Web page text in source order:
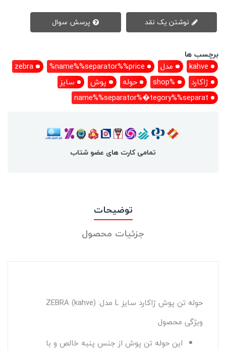
برچسب ها
kahve
مدل name%%separator%%price%
zebra
ژاکارد
%shop حوله پوش
سایز
name%%separator%�tegory%%separat
تمامی کارت های عضو شتاب
توضیحات
جزئیات محصول
حوله تن پوش ژاکارد سایز L مدل: (ZEBRA (kahve
ویژگی محصول
این حوله تن پوش از جنس پنبه خالص و با